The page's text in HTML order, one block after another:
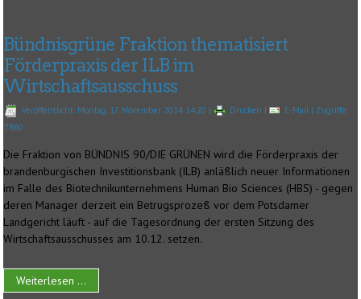
Bündnisgrüne Fraktion thematisiert
Förderpraxis der ILB im
Wirtschaftsausschuss
Veröffentlicht: Montag, 17. November 2014 14:20 | Drucken | E-Mail | Zugriffe:
7860
Die Fraktion von BÜNDNIS 90/DIE GRÜNEN wird die Förderpraxis der
brandenburgischen Investitionsbank (ILB) anläßlich neuer Informationen
im Falle des Biotechnikunternehmens Human Bio Sciences (HBS) - gegen
deren Manager derzeit ein Betrugsprozeß vor dem Potsdamer
Landgericht läuft - auf die Tagesordnung der ersten Sitzung des
Wirtschaftsausschusses am 10.12. setzen.
Weiterlesen ...